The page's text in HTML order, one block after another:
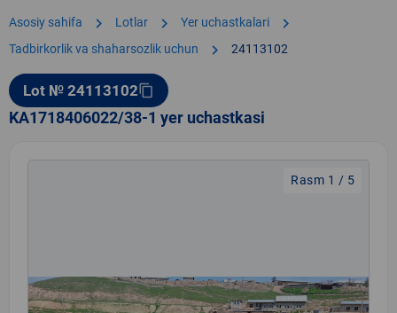
Asosiy sahifa chevron_right Lotlar chevron_right Yer uchastkalari chevron_right
Tadbirkorlik va shaharsozlik uchun chevron_right 24113102
Lot № 24113102content_copy
KA1718406022/38-1 yer uchastkasi
Rasm 1 / 5